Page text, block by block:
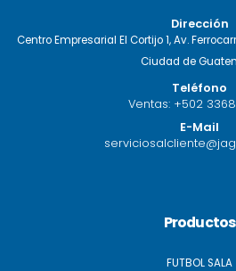
Dirección
Centro Empresarial El Cortijo 1, Av.
Ciudad de
Teléfono
Ventas: +502
E-Mail
Productos
FUTBOL SALA